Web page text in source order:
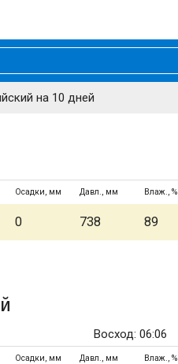
на 10 дней
Осадки, мм Давл., мм Влаж., %
0 738 89
Восход: 06:06
Осадки, мм Давл., мм Влаж., %